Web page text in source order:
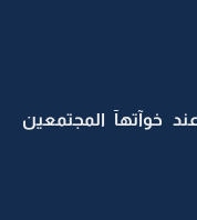
خوآتهآ المجتمعين